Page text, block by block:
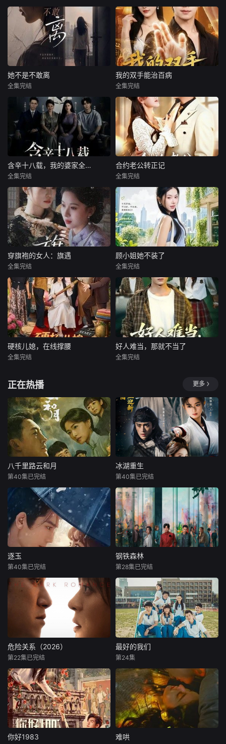
她不是不敢离
全集完结
我的双手能治百病
全集完结
含辛十八载，我的婆家全是假的
全集完结
合约老公转正记
全集完结
穿旗袍的女人：旗遇
全集完结
顾小姐她不装了
全集完结
硬核儿媳，在线撑腰
全集完结
好人难当，那就不当了
全集完结
正在热播 更多
八千里路云和月
第40集已完结
冰湖重生
第40集已完结
逐玉
第40集已完结
钢铁森林
第28集已完结
危险关系（2026）
第22集已完结
最好的我们
第24集
你好1983 难哄